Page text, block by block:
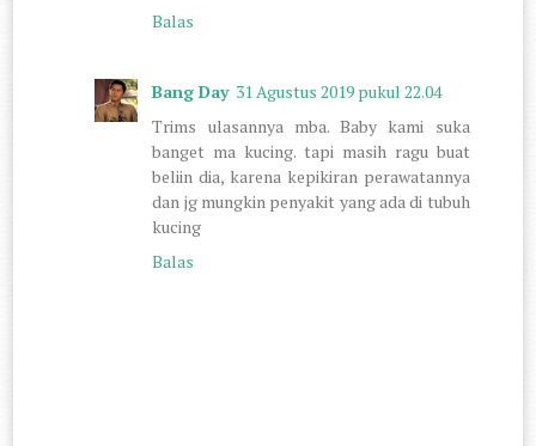
Balas
Bang Day 31 Agustus 2019 pukul 22.04
Trims ulasannya mba. Baby kami suka
banget ma kucing. tapi masih ragu buat
beliin dia, karena kepikiran perawatannya
dan jg mungkin penyakit yang ada di tubuh
kucing
Balas